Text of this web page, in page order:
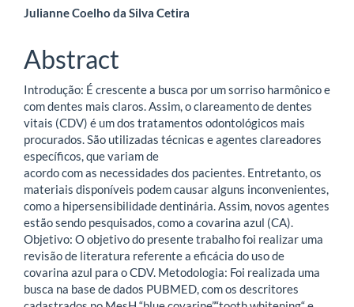
Julianne Coelho da Silva Cetira
Abstract
Introdução: É crescente a busca por um sorriso harmônico e
com dentes mais claros. Assim, o clareamento de dentes
vitais (CDV) é um dos tratamentos odontológicos mais
procurados. São utilizadas técnicas e agentes clareadores
específicos, que variam de
acordo com as necessidades dos pacientes. Entretanto, os
materiais disponíveis podem causar alguns inconvenientes,
como a hipersensibilidade dentinária. Assim, novos agentes
estão sendo pesquisados, como a covarina azul (CA).
Objetivo: O objetivo do presente trabalho foi realizar uma
revisão de literatura referente a eficácia do uso de
covarina azul para o CDV. Metodologia: Foi realizada uma
busca na base de dados PUBMED, com os descritores